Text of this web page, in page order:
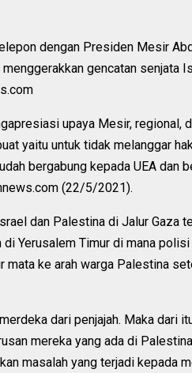
dengan Presiden Mesir
gencatan senjata
upaya Mesir, regional,
yaitu untuk tidak melanggar
bergabung kepada UEA dan
(22/5/2021).
dan Palestina di Jalur Gaza
Yerusalem Timur di mana
ke arah warga Palestina
dari penjajah. Maka dari
mereka yang ada di
masalah yang terjadi kepada